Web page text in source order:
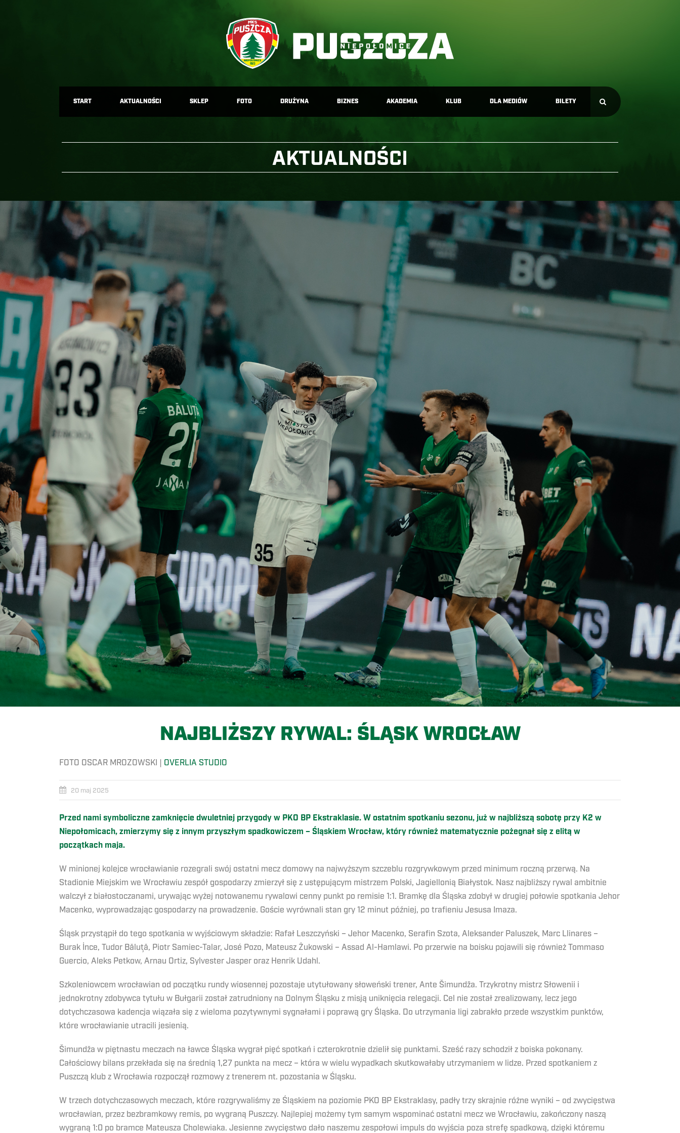
START AKTUALNOŚCI SKLEP FOTO DRUŻYNA BIZNES AKADEMIA KLUB DLA MEDIÓW BILETY
AKTUALNOŚCI
NAJBLIŻSZY RYWAL: ŚLĄSK WROCŁAW
FOTO OSCAR MROZOWSKI | OVERLIA STUDIO
20 maj 2025
Przed nami symboliczne zamknięcie dwuletniej przygody w PKO BP Ekstraklasie. W ostatnim spotkaniu sezonu, już w najbliższą sobotę przy K2 w
Niepołomicach, zmierzymy się z innym przyszłym spadkowiczem – Śląskiem Wrocław, który również matematycznie pożegnał się z elitą w
początkach maja.
W minionej kolejce wrocławianie rozegrali swój ostatni mecz domowy na najwyższym szczeblu rozgrywkowym przed minimum roczną przerwą. Na
Stadionie Miejskim we Wrocławiu zespół gospodarzy zmierzył się z ustępującym mistrzem Polski, Jagiellonią Białystok. Nasz najbliższy rywal ambitnie
walczył z białostoczanami, urywając wyżej notowanemu rywalowi cenny punkt po remisie 1:1. Bramkę dla Śląska zdobył w drugiej połowie spotkania Jehor
Macenko, wyprowadzając gospodarzy na prowadzenie. Goście wyrównali stan gry 12 minut później, po trafieniu Jesusa Imaza.
Śląsk przystąpił do tego spotkania w wyjściowym składzie: Rafał Leszczyński – Jehor Macenko, Serafin Szota, Aleksander Paluszek, Marc Llinares –
Burak İnce, Tudor Băluță, Piotr Samiec-Talar, José Pozo, Mateusz Żukowski – Assad Al-Hamlawi. Po przerwie na boisku pojawili się również Tommaso
Guercio, Aleks Petkow, Arnau Ortiz, Sylvester Jasper oraz Henrik Udahl.
Szkoleniowcem wrocławian od początku rundy wiosennej pozostaje utytułowany słoweński trener, Ante Šimundža. Trzykrotny mistrz Słowenii i
jednokrotny zdobywca tytułu w Bułgarii został zatrudniony na Dolnym Śląsku z misją uniknięcia relegacji. Cel nie został zrealizowany, lecz jego
dotychczasowa kadencja wiązała się z wieloma pozytywnymi sygnałami i poprawą gry Śląska. Do utrzymania ligi zabrakło przede wszystkim punktów,
które wrocławianie utracili jesienią.
Šimundža w piętnastu meczach na ławce Śląska wygrał pięć spotkań i czterokrotnie dzielił się punktami. Sześć razy schodził z boiska pokonany.
Całościowy bilans przekłada się na średnią 1,27 punkta na mecz – która w wielu wypadkach skutkowałaby utrzymaniem w lidze. Przed spotkaniem z
Puszczą klub z Wrocławia rozpoczął rozmowy z trenerem nt. pozostania w Śląsku.
W trzech dotychczasowych meczach, które rozgrywaliśmy ze Śląskiem na poziomie PKO BP Ekstraklasy, padły trzy skrajnie różne wyniki – od zwycięstwa
wrocławian, przez bezbramkowy remis, po wygraną Puszczy. Najlepiej możemy tym samym wspominać ostatni mecz we Wrocławiu, zakończony naszą
wygraną 1:0 po bramce Mateusza Cholewiaka. Jesienne zwycięstwo dało naszemu zespołowi impuls do wyjścia poza strefę spadkową, dzięki któremu